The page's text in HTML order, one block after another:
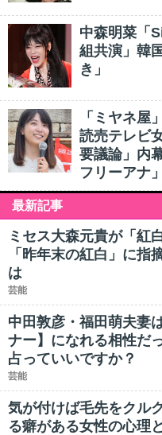
中森明菜「
組共演」韓
き」
「ミヤネ屋
読売テレビ
要議論」内
フリーアナ
最新記事
ミセス大森元貴が「紅
「昨年末の紅白」に指
は
芸能
中田敦彦・福田萌夫妻
ナー】になれる相性だ
占っていいですか？
芸能
気が付けば毛先をク
る癖がある女性の心理